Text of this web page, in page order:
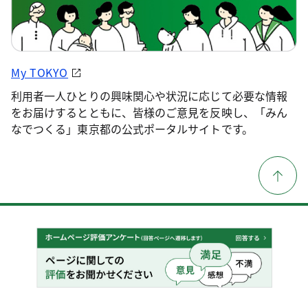
My TOKYO
利用者一人ひとりの興味関心や状況に応じて必要な情報
をお届けするとともに、皆様のご意見を反映し、「みん
なでつくる」東京都の公式ポータルサイトです。